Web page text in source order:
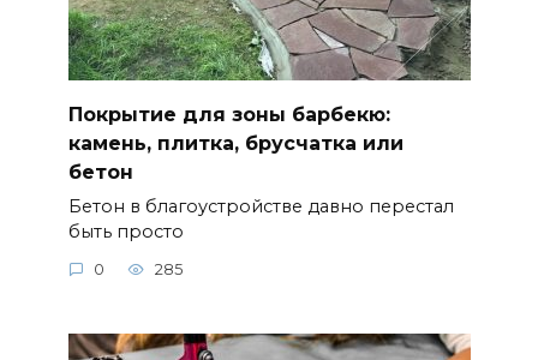
Покрытие для зоны барбекю:
камень, плитка, брусчатка или
бетон
Бетон в благоустройстве давно перестал
быть просто
0 285